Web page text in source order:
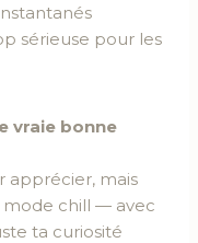
sérieuse pour les
vraie bonne
apprécier, mais
chill — avec
ta curiosité